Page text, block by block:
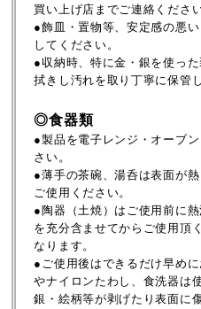
買い上げ店までご連絡ください
●飾皿・置物等、安定感の悪
してください。
●収納時、特に金・銀を使っ
拭きし汚れを取り丁寧に保管
◎食器類
●製品を電子レンジ・オーブ
さい。
●薄手の茶碗、湯呑は表面が
ご使用ください。
●陶器（土焼）はご使用前に
を充分含ませてからご使用頂
なります。
●ご使用後はできるだけ早め
やナイロンたわし、食洗器は
銀・絵柄等が剥げたり表面に